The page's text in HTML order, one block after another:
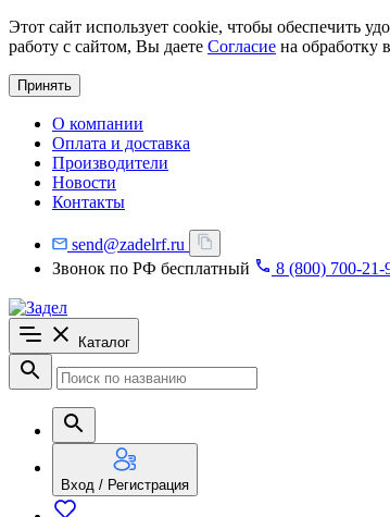
Этот сайт использует cookie, чтобы обеспечить
работу с сайтом, Вы даете Согласие на обработку
Принять
О компании
Оплата и доставка
Производители
Новости
Контакты
send@zadelrf.ru
Звонок по РФ бесплатный
8 (800) 700-21-
Каталог
Вход / Регистрация